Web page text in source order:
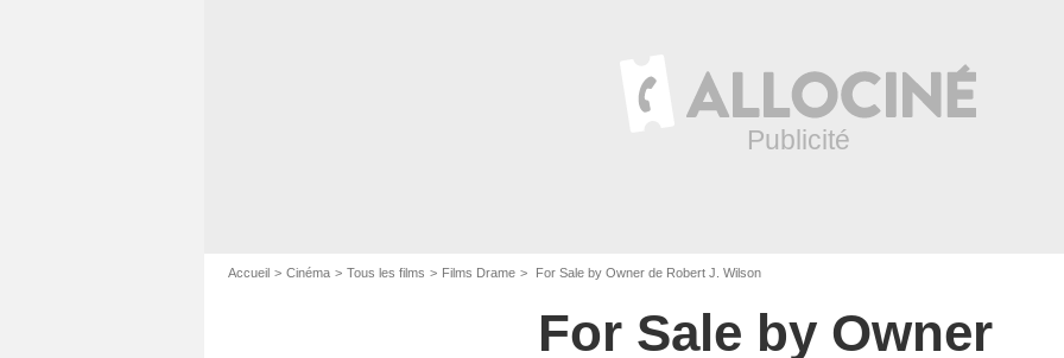
Accueil Cinéma Tous les films Films Drame For Sale by Owner de Robert J. Wilson
For Sale by Owner